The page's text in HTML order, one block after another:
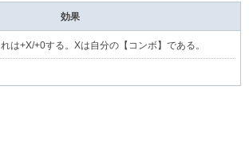
効果
れは+X/+0する。Xは自分の【 コンボ 】である。